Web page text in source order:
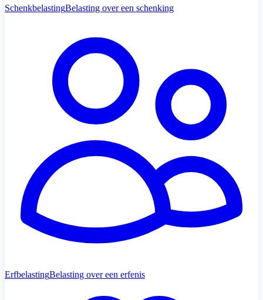
SchenkbelastingBelasting over een schenking
ErfbelastingBelasting over een erfenis